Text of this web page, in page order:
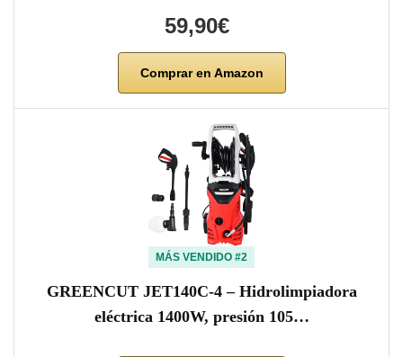
59,90€
Comprar en Amazon
MÁS VENDIDO #2
GREENCUT JET140C-4 – Hidrolimpiadora
eléctrica 1400W, presión 105…